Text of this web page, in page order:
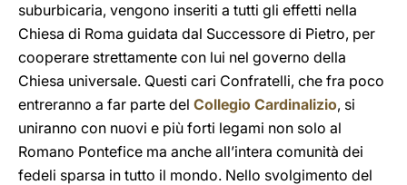
suburbicaria, vengono inseriti a tutti gli effetti nella
Chiesa di Roma guidata dal Successore di Pietro, per
cooperare strettamente con lui nel governo della
Chiesa universale. Questi cari Confratelli, che fra poco
entreranno a far parte del Collegio Cardinalizio, si
uniranno con nuovi e più forti legami non solo al
Romano Pontefice ma anche all’intera comunità dei
fedeli sparsa in tutto il mondo. Nello svolgimento del